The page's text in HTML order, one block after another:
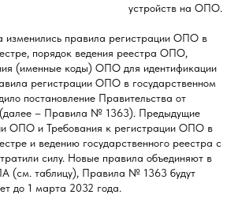
устройств на ОПО.
изменились правила регистрации ОПО в
порядок ведения реестра ОПО,
(именные коды) ОПО для идентификации
регистрации ОПО в государственном
постановление Правительства от
– Правила № 1363). Предыдущие
ОПО и Требования к регистрации ОПО в
и ведению государственного реестра с
силу. Новые правила объединяют в
(см. таблицу), Правила № 1363 будут
до 1 марта 2032 года.